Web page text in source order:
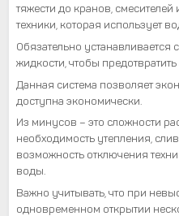
тяжести до кранов,
техники, которая использует
Обязательно устанавливается
жидкости, чтобы
Данная система позволяет
доступна экономически.
Из минусов – это сложности
необходимость утепления,
возможность отключения
воды.
Важно учитывать, что при
одновременном открытии